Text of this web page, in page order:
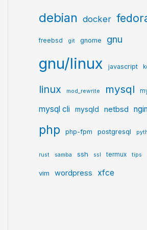
debian docker
freebsd git gnome gnu
gnu/linux javascript
linux mod_rewrite mysql
mysql cli mysqld netbsd
php php-fpm postgresql
rust samba ssh ssl termux tips
vim wordpress xfce